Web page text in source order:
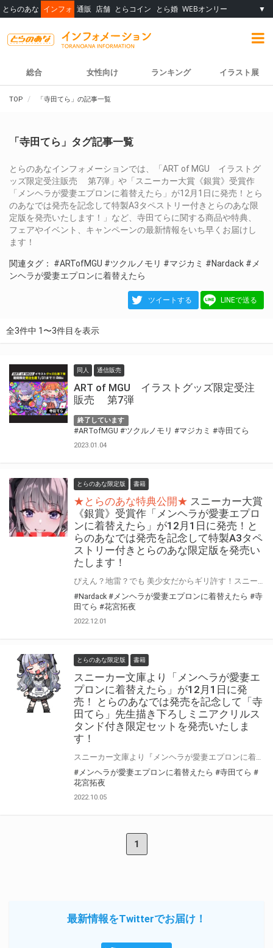
とらのあな インフォ 通販 店舗 とらコイン とら婚 WEBオンリー ▼
総合 女性向け ランキング イラスト展
TOP 「寺田てら」の記事一覧
「寺田てら」タグ記事一覧
とらのあなインフォメーションでは、「ART of MGU イラストグ
ッズ限定受注販売 第7弾」や「スニーカー大賞《銀賞》受賞作
「メンヘラが愛妻エプロンに着替えたら」が12月1日に発売！とら
のあなでは発売を記念して特製A3タペストリー付きとらのあな限
定版を発売いたします！」など、寺田てらに関する商品や特典、
フェアやイベント、キャンペーンの最新情報をいち早くお届けし
ます！
関連タグ： #ARTofMGU #ツクルノモリ #マジカミ #Nardack #メ
ンヘラが愛妻エプロンに着替えたら
ツイートする LINEで送る
全3件中 1〜3件目を表示
同人 通信販売
ART of MGU イラストグッズ限定受注
販売 第7弾
終了しています
#ARTofMGU #ツクルノモリ #マジカミ #寺田てら
2023.01.04
とらのあな限定版 書籍
★とらのあな特典公開★ スニーカー大賞
《銀賞》受賞作「メンヘラが愛妻エプロ
ンに着替えたら」が12月1日に発売！と
らのあなでは発売を記念して特製A3タペ
ストリー付きとらのあな限定版を発売い
たします！
#Nardack #メンヘラが愛妻エプロンに着替えたら #寺
田てら #花宮拓夜
2022.12.01
とらのあな限定版 書籍
スニーカー文庫より「メンヘラが愛妻エ
プロンに着替えたら」が12月1日に発
売！ とらのあなでは発売を記念して「寺
田てら」先生描き下ろしミニアクリルス
タンド付き限定セットを発売いたしま
す！
#メンヘラが愛妻エプロンに着替えたら #寺田てら #
花宮拓夜
2022.10.05
1
最新情報をTwitterでお届け！